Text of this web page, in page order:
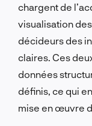
chargent de
visualisation
décideurs des
claires. Ces
données
définis, ce qui
mise en œuvre